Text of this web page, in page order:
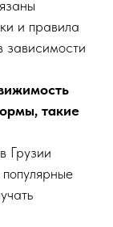
и правила
зависимости
такие
Грузии